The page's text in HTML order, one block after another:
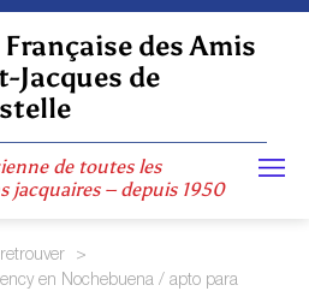
des Amis
Jacques de
de toutes les
jacquaires – depuis 1950
>
en Nochebuena / apto para